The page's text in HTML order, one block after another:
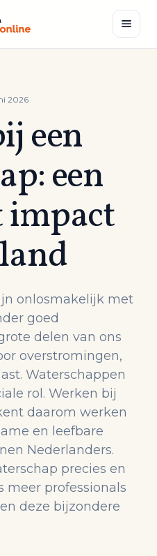
2026
een
een
impact
onlosmakelijk met
goed
delen van ons
overstromingen,
Waterschappen
rol. Werken bij
daarom werken
en leefbare
Nederlanders.
precies en
meer professionals
deze bijzondere